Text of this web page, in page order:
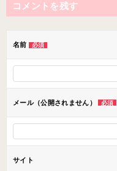
ビ
ョ
ン
コメントを残す
名前 必須
メール（公開されません） 必須
サイト